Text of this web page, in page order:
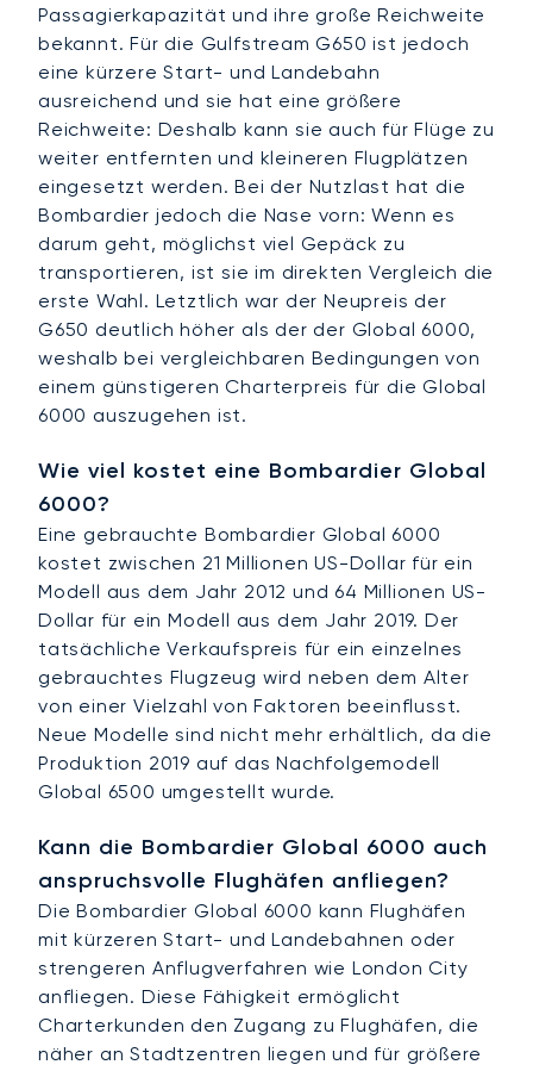
Passagierkapazität und ihre große Reichweite
bekannt. Für die Gulfstream G650 ist jedoch
eine kürzere Start- und Landebahn
ausreichend und sie hat eine größere
Reichweite: Deshalb kann sie auch für Flüge zu
weiter entfernten und kleineren Flugplätzen
eingesetzt werden. Bei der Nutzlast hat die
Bombardier jedoch die Nase vorn: Wenn es
darum geht, möglichst viel Gepäck zu
transportieren, ist sie im direkten Vergleich die
erste Wahl. Letztlich war der Neupreis der
G650 deutlich höher als der der Global 6000,
weshalb bei vergleichbaren Bedingungen von
einem günstigeren Charterpreis für die Global
6000 auszugehen ist.
Wie viel kostet eine Bombardier Global
6000?
Eine gebrauchte Bombardier Global 6000
kostet zwischen 21 Millionen US-Dollar für ein
Modell aus dem Jahr 2012 und 64 Millionen US-
Dollar für ein Modell aus dem Jahr 2019. Der
tatsächliche Verkaufspreis für ein einzelnes
gebrauchtes Flugzeug wird neben dem Alter
von einer Vielzahl von Faktoren beeinflusst.
Neue Modelle sind nicht mehr erhältlich, da die
Produktion 2019 auf das Nachfolgemodell
Global 6500 umgestellt wurde.
Kann die Bombardier Global 6000 auch
anspruchsvolle Flughäfen anfliegen?
Die Bombardier Global 6000 kann Flughäfen
mit kürzeren Start- und Landebahnen oder
strengeren Anflugverfahren wie London City
anfliegen. Diese Fähigkeit ermöglicht
Charterkunden den Zugang zu Flughäfen, die
näher an Stadtzentren liegen und für größere